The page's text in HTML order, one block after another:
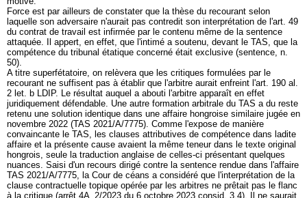
Force est par ailleurs de constater que la thèse du recourant selon
laquelle son adversaire n'aurait pas contredit son interprétation de l'art. 49
du contrat de travail est infirmée par le contenu même de la sentence
attaquée. Il appert, en effet, que l'intimé a soutenu, devant le TAS, que la
compétence du tribunal étatique concerné était exclusive (sentence, n.
50).
A titre superfétatoire, on relèvera que les critiques formulées par le
recourant ne suffisent pas à établir que l'arbitre aurait enfreint l'art. 190 al.
2 let. b LDIP. Le résultat auquel a abouti l'arbitre apparaît en effet
juridiquement défendable. Une autre formation arbitrale du TAS a du reste
retenu une solution identique dans une affaire hongroise similaire jugée en
novembre 2022 (TAS 2021/A/7775). Comme l'expose de manière
convaincante le TAS, les clauses attributives de compétence dans ladite
affaire et la présente cause avaient la même teneur dans le texte original
hongrois, seule la traduction anglaise de celles-ci présentant quelques
nuances. Saisi d'un recours dirigé contre la sentence rendue dans l'affaire
TAS 2021/A/7775, la Cour de céans a considéré que l'interprétation de la
clause contractuelle topique opérée par les arbitres ne prêtait pas le flanc
à la critique (arrêt 4A_2/2023 du 6 octobre 2023 consid. 3.4). Il ne saurait